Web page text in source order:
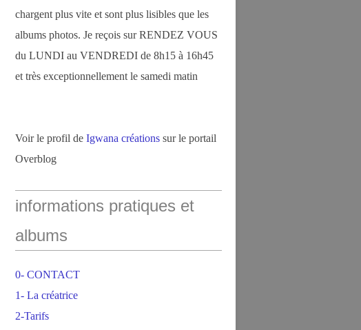
chargent plus vite et sont plus lisibles que les
albums photos. Je reçois sur RENDEZ VOUS
du LUNDI au VENDREDI de 8h15 à 16h45
et très exceptionnellement le samedi matin
Voir le profil de Igwana créations sur le portail
Overblog
informations pratiques et
albums
0- CONTACT
1- La créatrice
2-Tarifs